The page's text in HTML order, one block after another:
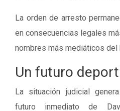
La orden de arresto
en consecuencias legales
nombres más mediáticos del
Un futuro
La situación judicial
futuro inmediato de